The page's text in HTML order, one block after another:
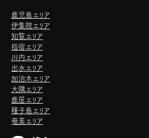
鹿児島エリア
伊集院エリア
知覧エリア
指宿エリア
川内エリア
出水エリア
加治木エリア
大隅エリア
鹿屋エリア
種子島エリア
奄美エリア